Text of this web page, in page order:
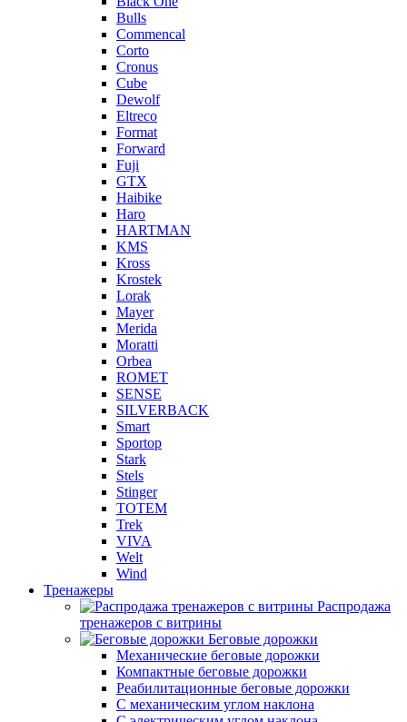
Bulls
Commencal
Corto
Cronus
Cube
Dewolf
Eltreco
Format
Forward
Fuji
GTX
Haibike
Haro
HARTMAN
KMS
Kross
Krostek
Lorak
Mayer
Merida
Moratti
Orbea
ROMET
SENSE
SILVERBACK
Smart
Sportop
Stark
Stels
Stinger
TOTEM
Trek
VIVA
Welt
Wind
Тренажеры
Распродажа
тренажеров с витрины
Беговые дорожки
Механические беговые дорожки
Компактные беговые дорожки
Реабилитационные беговые дорожки
С механическим углом наклона